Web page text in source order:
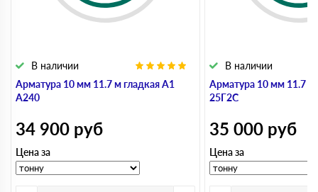
Арматура 10 мм 11.7 м гладкая А1
А240
В наличии
34 900 руб
Цена за
Арматура 10 мм 11.7 м
25Г2С
В наличии
35 000 руб
Цена за